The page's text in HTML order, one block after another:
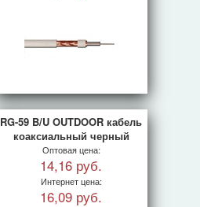
RG-59 B/U OUTDOOR кабель
коаксиальный черный
Оптовая цена:
14,16 руб.
Интернет цена:
16,09 руб.